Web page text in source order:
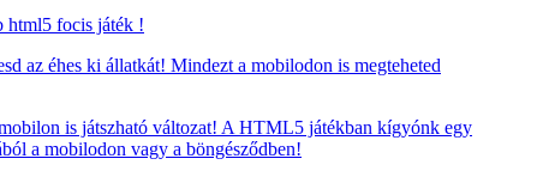
html5 focis játék !
az éhes ki állatkát! Mindezt a mobilodon is megteheted
is játszható változat! A HTML5 játékban kígyónk egy
a mobilodon vagy a böngésződben!